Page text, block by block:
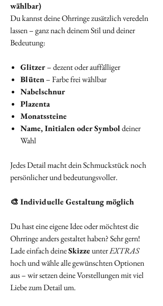
wählbar)
Du kannst deine Ohrringe zusätzlich veredeln
lassen – ganz nach deinem Stil und deiner
Bedeutung:
Glitzer– dezent oder auffälliger
Blüten– Farbe frei wählbar
Nabelschnur
Plazenta
Monatssteine
Name, Initialen oder Symboldeiner
Wahl
Jedes Detail macht dein Schmuckstück noch
persönlicher und bedeutungsvoller.
🎨 Individuelle Gestaltung möglich
Du hast eine eigene Idee oder möchtest die
Ohrringe anders gestaltet haben? Sehr gern!
Lade einfach deineSkizzeunterEXTRAS
hoch und wähle alle gewünschten Optionen
aus – wir setzen deine Vorstellungen mit viel
Liebe zum Detail um.